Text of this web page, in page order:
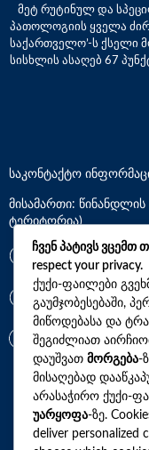
მეტ რუტინულ და
პათოლოგიის ყველა
საქართველო’-ს ქსელი
სისხლის ასაღებ 67
საკონტაქტო
მისამართი:
ტერიტორია)
*7770
+(995)32 2 800 111
info@synevo.ge
2021 – 2026 ©
ჩვენ პატივს
respect your privacy.
ქუქი-ფაილები
გაუმჯობესებაში,
მიწოდებასა და
შეგიძლიათ
დაუშვათ მორგება-
მისაღებად
არასაჭირო ქუქი-
უარყოფა-ზე.
deliver personalized